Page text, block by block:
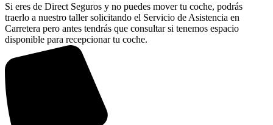
Si eres de Direct Seguros y no puedes mover tu coche, podrás
traerlo a nuestro taller solicitando el Servicio de Asistencia en
Carretera pero antes tendrás que consultar si tenemos espacio
disponible para recepcionar tu coche.